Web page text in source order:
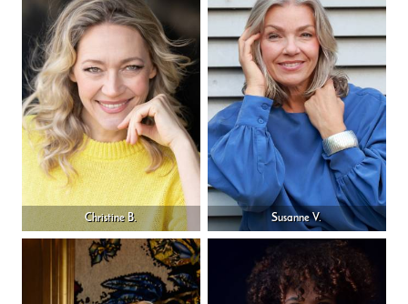
Christine B. Susanne V.